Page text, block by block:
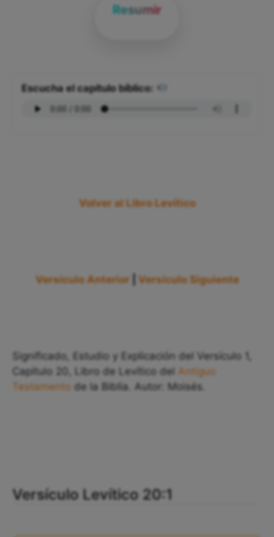
Resumir
Escucha el capítulo bíblico:
Volver al Libro Levítico
Versículo Anterior Versículo Siguiente
Significado, Estudio y Explicación del Versículo 1,
Capítulo 20, Libro de Levítico del Antiguo
Testamento de la Biblia. Autor: Moisés.
Versículo Levítico 20:1